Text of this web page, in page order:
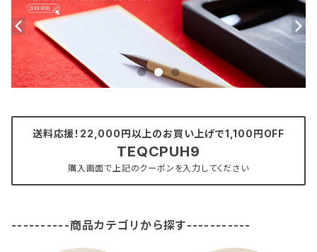
送料応援！22,000円以上のお買い上げで1,100円OFF
TEQCPUH9
購入画面で上記のクーポンを入力してください
----------商品カテゴリから探す-----------